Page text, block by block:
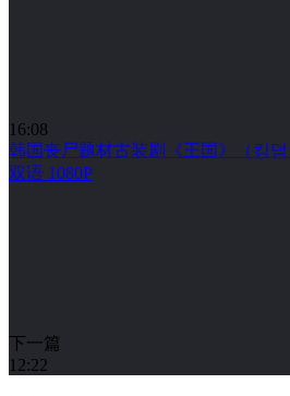
16:08
韩国丧尸题材古装剧《王国》（킹
双语 1080P
下一篇
12:22